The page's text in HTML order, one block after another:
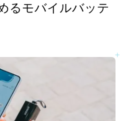
るモバイルバッテ